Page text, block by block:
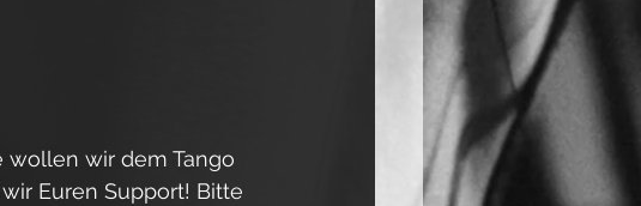
wollen wir dem Tango
Euren Support! Bitte